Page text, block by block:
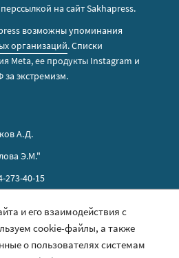
на сайт Sakhapress.
возможны упоминания
организаций. Списки
Metа, ее продукты Instagram и
экстремизм.
А.Д.
Э.М."
273-40-15
и его взаимодействия с
cookie-файлы, а также
о пользователях системам